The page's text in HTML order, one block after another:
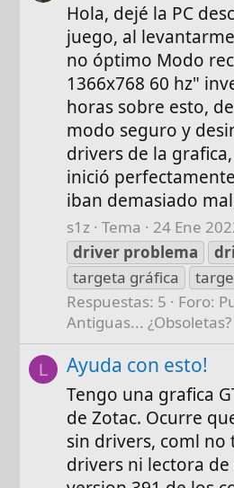
Hola, dejé la PC
juego, al
no óptimo Modo
1366x768 60 hz"
horas sobre esto,
modo seguro y
drivers de la
inició
iban demasiado
s1z Tema 24 Ene
driver problema
targeta gráfica
Respuestas: 5
Foro:
Antiguas... ¿Obsoletas?
L Ayuda con esto!
Tengo una grafica
de Zotac. Ocurre
sin drivers, coml no
drivers ni lectora de